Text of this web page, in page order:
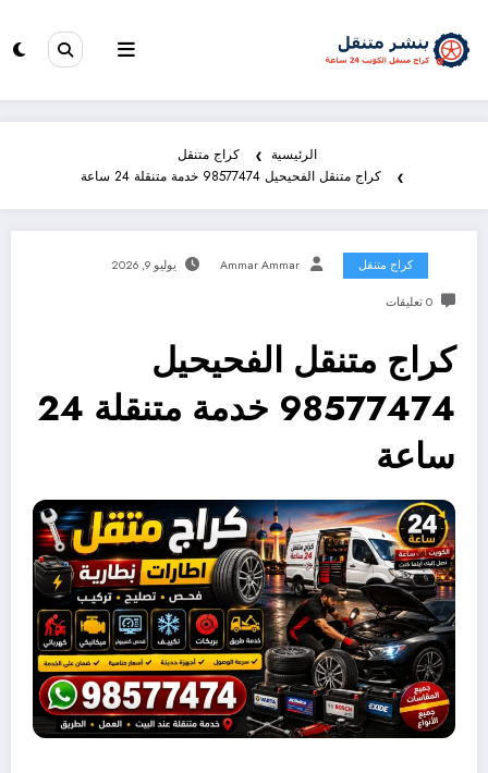
الرئيسية
كراج متنقل
كراج متنقل الفحيحيل 98577474 خدمة متنقلة 24 ساعة
كراج متنقل Ammar Ammar يوليو 9, 2026
0 تعليقات
كراج متنقل الفحيحيل
98577474 خدمة متنقلة 24
ساعة